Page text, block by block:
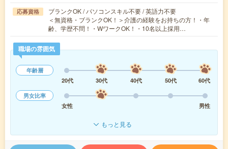
応募資格
ブランクOK / パソコンスキル不要 / 英語力不要
＜無資格・ブランクOK！＞介護の経験をお持ちの方！・年
齢、学歴不問！・WワークOK！・10名以上採用…
職場の雰囲気
年齢層
20代
30代 40代 50代
60代
男女比率
女性
男性
もっと見る